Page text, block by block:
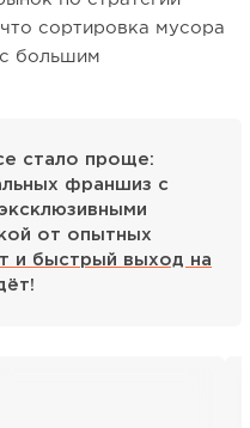
сортировка мусора
большим
стало проще:
франшиз с
от опытных
и быстрый выход на